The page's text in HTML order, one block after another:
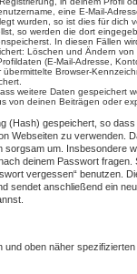
eine E-Mail-
wurden, so ist dies für dich
so werden die dort
In diesen Fällen
Löschen und Ändern
(E-Mail-Adresse,
Browser-
weitere Daten gespeichert
von deinen Beiträgen oder
(Hash) gespeichert, so
Webseiten zu verwenden.
um. Insbesondere
deinem Passwort
vergessen“ benutzen.
sendet anschließend ein
und oben näher